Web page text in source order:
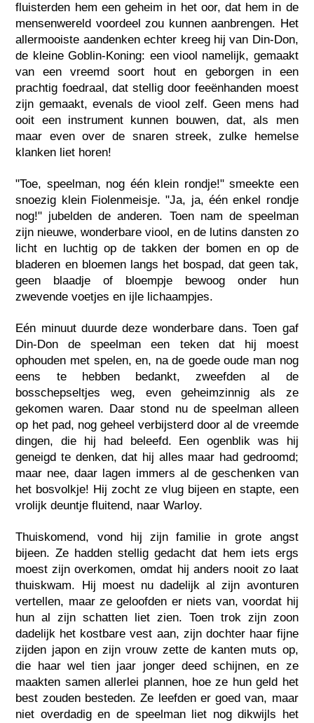
fluisterden hem een geheim in het oor, dat hem in de
mensenwereld voordeel zou kunnen aanbrengen. Het
allermooiste aandenken echter kreeg hij van Din-Don,
de kleine Goblin-Koning: een viool namelijk, gemaakt
van een vreemd soort hout en geborgen in een
prachtig foedraal, dat stellig door feeënhanden moest
zijn gemaakt, evenals de viool zelf. Geen mens had
ooit een instrument kunnen bouwen, dat, als men
maar even over de snaren streek, zulke hemelse
klanken liet horen!
"Toe, speelman, nog één klein rondje!" smeekte een
snoezig klein Fiolenmeisje. "Ja, ja, één enkel rondje
nog!" jubelden de anderen. Toen nam de speelman
zijn nieuwe, wonderbare viool, en de lutins dansten zo
licht en luchtig op de takken der bomen en op de
bladeren en bloemen langs het bospad, dat geen tak,
geen blaadje of bloempje bewoog onder hun
zwevende voetjes en ijle lichaampjes.
Eén minuut duurde deze wonderbare dans. Toen gaf
Din-Don de speelman een teken dat hij moest
ophouden met spelen, en, na de goede oude man nog
eens te hebben bedankt, zweefden al de
bosschepseltjes weg, even geheimzinnig als ze
gekomen waren. Daar stond nu de speelman alleen
op het pad, nog geheel verbijsterd door al de vreemde
dingen, die hij had beleefd. Een ogenblik was hij
geneigd te denken, dat hij alles maar had gedroomd;
maar nee, daar lagen immers al de geschenken van
het bosvolkje! Hij zocht ze vlug bijeen en stapte, een
vrolijk deuntje fluitend, naar Warloy.
Thuiskomend, vond hij zijn familie in grote angst
bijeen. Ze hadden stellig gedacht dat hem iets ergs
moest zijn overkomen, omdat hij anders nooit zo laat
thuiskwam. Hij moest nu dadelijk al zijn avonturen
vertellen, maar ze geloofden er niets van, voordat hij
hun al zijn schatten liet zien. Toen trok zijn zoon
dadelijk het kostbare vest aan, zijn dochter haar fijne
zijden japon en zijn vrouw zette de kanten muts op,
die haar wel tien jaar jonger deed schijnen, en ze
maakten samen allerlei plannen, hoe ze hun geld het
best zouden besteden. Ze leefden er goed van, maar
niet overdadig en de speelman liet nog dikwijls het